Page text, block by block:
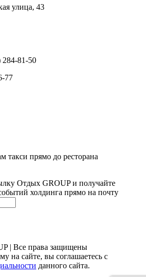
улица, 43
81-50
77
такси прямо до ресторана
Отдых GROUP и получайте
холдинга прямо на почту
| Все права защищены
на сайте, вы соглашаетесь с
данного сайта.